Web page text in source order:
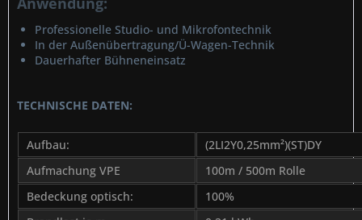
Professionelle Studio- und Mikrofontechnik
In der Außenübertragung/Ü-Wagen-Technik
Dauerhafter Bühneneinsatz
TECHNISCHE DATEN:
Aufbau:
(2LI2Y0,25mm²)(ST)DY
Aufmachung VPE
100m / 500m Rolle
Bedeckung optisch:
100%